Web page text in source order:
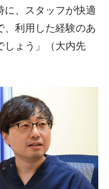
に、スタッフが快適
、利用した経験のあ
しょう」（大内先